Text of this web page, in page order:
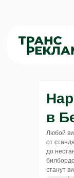
в
Любой
от
до
станут